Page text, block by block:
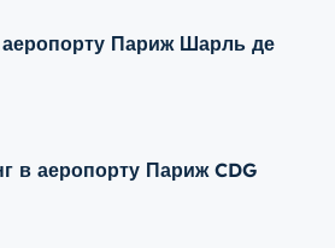
Париж Шарль де
в аеропорту Париж CDG